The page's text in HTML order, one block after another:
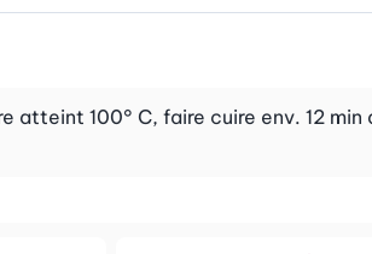
100° C, faire cuire env. 12